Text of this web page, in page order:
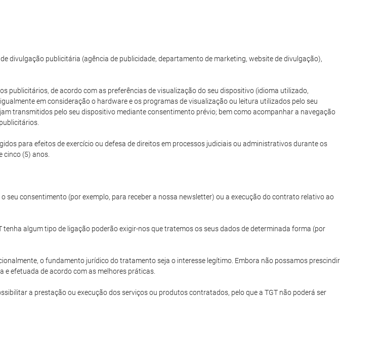
divulgação publicitária (agência de publicidade, departamento de marketing, website de divulgação),
publicitários, de acordo com as preferências de visualização do seu dispositivo (idioma utilizado,
em consideração o hardware e os programas de visualização ou leitura utilizados pelo seu
transmitidos pelo seu dispositivo mediante consentimento prévio; bem como acompanhar a navegação
para efeitos de exercício ou defesa de direitos em processos judiciais ou administrativos durante os
cinco (5) anos.
consentimento (por exemplo, para receber a nossa newsletter) ou a execução do contrato relativo ao
algum tipo de ligação poderão exigir-nos que tratemos os seus dados de determinada forma (por
o fundamento jurídico do tratamento seja o interesse legítimo. Embora não possamos prescindir
efetuada de acordo com as melhores práticas.
a prestação ou execução dos serviços ou produtos contratados, pelo que a TGT não poderá ser